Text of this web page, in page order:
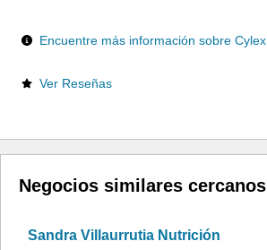
Encuentre más información sobre Cylex
Ver Reseñas
Negocios similares cercanos
Sandra Villaurrutia Nutrición